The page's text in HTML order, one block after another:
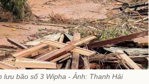
lưu bão số 3 Wipha - Ảnh: Thanh Hải